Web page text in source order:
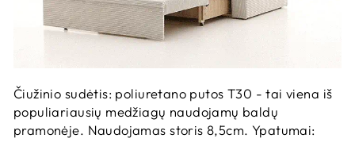
Čiužinio sudėtis: poliuretano putos T30 - tai viena iš
populiariausių medžiagų naudojamų baldų
pramonėje. Naudojamas storis 8,5cm. Ypatumai: